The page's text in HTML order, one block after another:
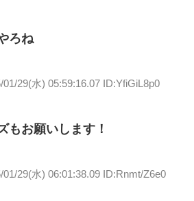
ろね
01/29(水) 05:59:16.07 ID:YfiGiL8p0
もお願いします！
01/29(水) 06:01:38.09 ID:Rnmt/Z6e0